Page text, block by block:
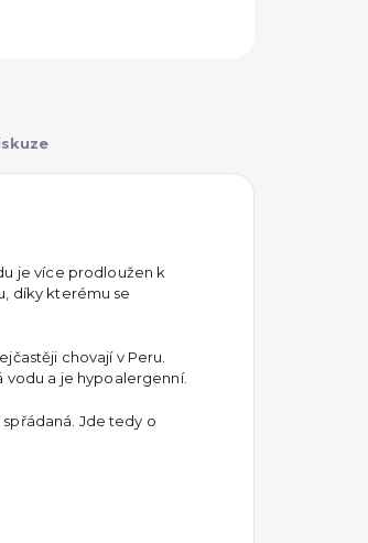
je více prodloužen k
díky kterému se
chovají v Peru.
vodu a je hypoalergenní.
Jde tedy o